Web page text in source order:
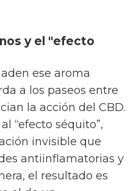
y el "efecto
ese aroma
a los paseos entre
la acción del CBD.
“efecto séquito”,
invisible que
antiinflamatorias y
el resultado es